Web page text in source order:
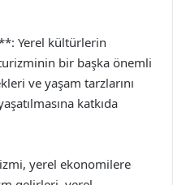
Yerel kültürlerin
bir başka önemli
ve yaşam tarzlarını
katkıda
yerel ekonomilere